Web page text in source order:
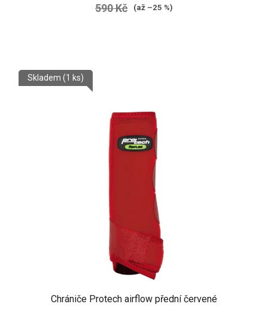
590 Kč (až –25 %)
Chrániče Protech airflow přední červené
Skladem (1 ks)